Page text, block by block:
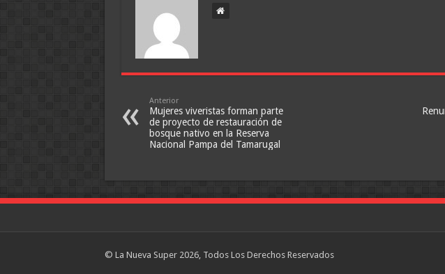
Anterior
Mujeres viveristas forman parte
de proyecto de restauración de
bosque nativo en la Reserva
Nacional Pampa del Tamarugal
© La Nueva Super 2026, Todos Los Derechos Reservados